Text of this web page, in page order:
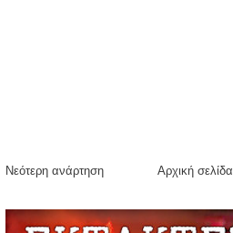
Νεότερη ανάρτηση Αρχική σελίδα